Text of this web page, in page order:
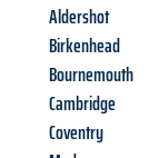
Aldershot
Birkenhead
Bournemouth
Cambridge
Coventry